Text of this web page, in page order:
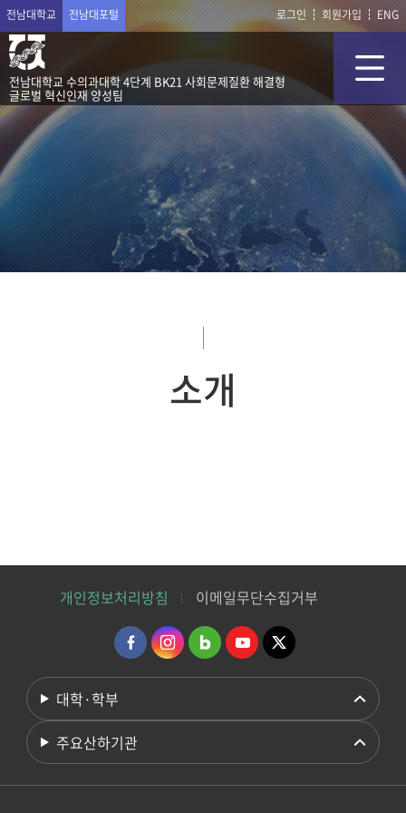
전남대학교 전남대포털 로그인 회원가입 ENG
전남대학교 수의과대학 4단계 BK21 사회문제질환 해결형
글로벌 혁신인재 양성팀
소개
개인정보처리방침 이메일무단수집거부
대학·학부
주요산하기관